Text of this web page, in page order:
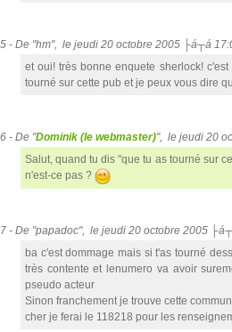
- De "hm", le jeudi 20 octobre 2005 ├á┬á
et oui! très bonne enquete sherlock!
tourné sur cette pub et je peux vous dire
- De "Dominik (le webmaster)", le jeudi 20
Salut, quand tu dis "que tu as tourné sur
n'est-ce pas ?
- De "papadoc", le jeudi 20 octobre 2005
ba c'est dommage mais si t'as tourné
très contente et lenumero va avoir
pseudo acteur
Sinon franchement je trouve cette
cher je ferai le 118218 pour les